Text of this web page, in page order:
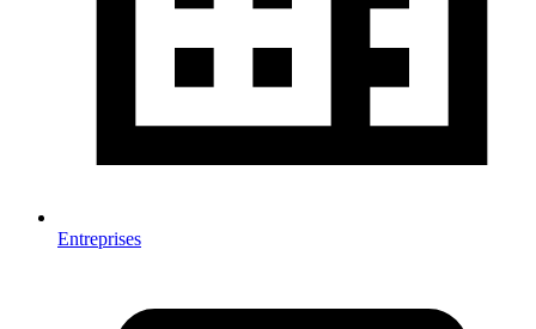
Entreprises